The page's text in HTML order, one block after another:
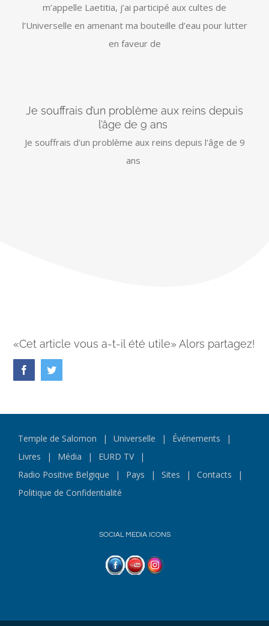
m’appelle Laetitia, j’ai participé aux cultes de
l’Universelle en amenant ma bouteille d’eau pour lutter
en faveur de
Je souffrais d’un problème aux reins depuis
l’âge de 9 ans
Je souffrais d'un problème aux reins depuis l'âge de 9
ans
«Cet article vous a-t-il été utile» Alors partagez!
FacebookTwitter
Temple de Salomon Universelle
Événements
Livres
Média
EURD TV
Radio Positive Belgique
Pays Sites
Contacts
Politique de Confidentialité
SOCIAL MEDIA ICONS